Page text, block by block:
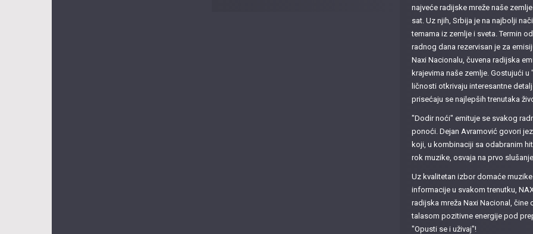
najveće radijske mreže naše
sat. Uz njih, Srbija je na najbolji
temama iz zemlje i sveta. Termin
radnog dana rezervisan je za
Naxi Nacionalu, čuvena radijska
krajevima naše zemlje. Gostujući
ličnosti otkrivaju interesantne
prisećaju se najlepših trenutaka
"Dodir noći" emituje se svakog
ponoći. Dejan Avramović govori
koji, u kombinaciji sa odabranim
rok muzike, osvaja na prvo
Uz kvalitetan izbor domaće
informacije u svakom trenutku,
radijska mreža Naxi Nacional, čine
talasom pozitivne energije pod
"Opusti se i uživaj"!